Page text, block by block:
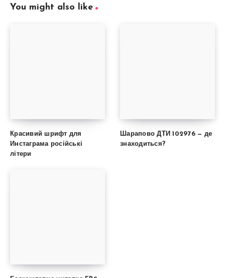
You might also like
Красивий шрифт для
Инстаграма російські
літери
Шарапово ДТИ 102976 — де
знаходиться?